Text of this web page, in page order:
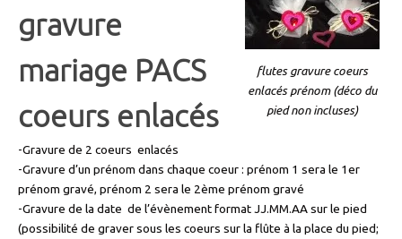
flutes gravure coeurs
enlacés prénom (déco du
pied non incluses)
gravure
mariage PACS
coeurs enlacés
-Gravure de 2 coeurs enlacés
-Gravure d’un prénom dans chaque coeur : prénom 1 sera le 1er
prénom gravé, prénom 2 sera le 2ème prénom gravé
-Gravure de la date de l’évènement format JJ.MM.AA sur le pied
(possibilité de graver sous les coeurs sur la flûte à la place du pied;